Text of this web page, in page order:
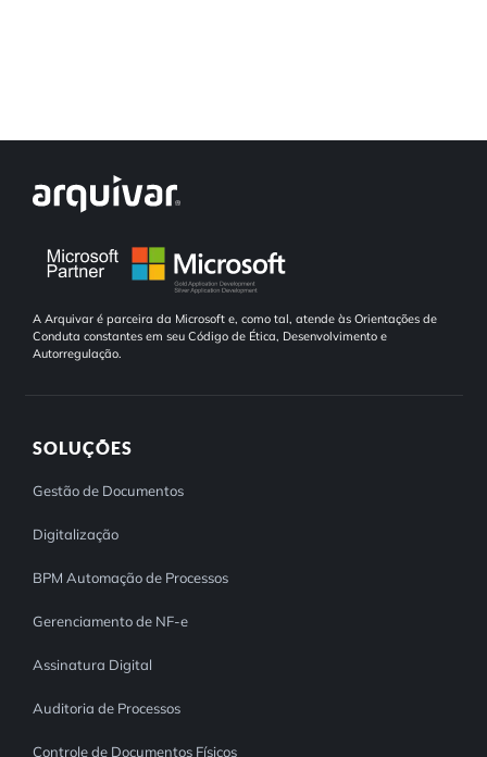
A Arquivar é parceira da Microsoft e, como tal, atende às Orientações de
Conduta constantes em seu Código de Ética, Desenvolvimento e
Autorregulação.
SOLUÇÕES
Gestão de Documentos
Digitalização
BPM Automação de Processos
Gerenciamento de NF-e
Assinatura Digital
Auditoria de Processos
Controle de Documentos Físicos